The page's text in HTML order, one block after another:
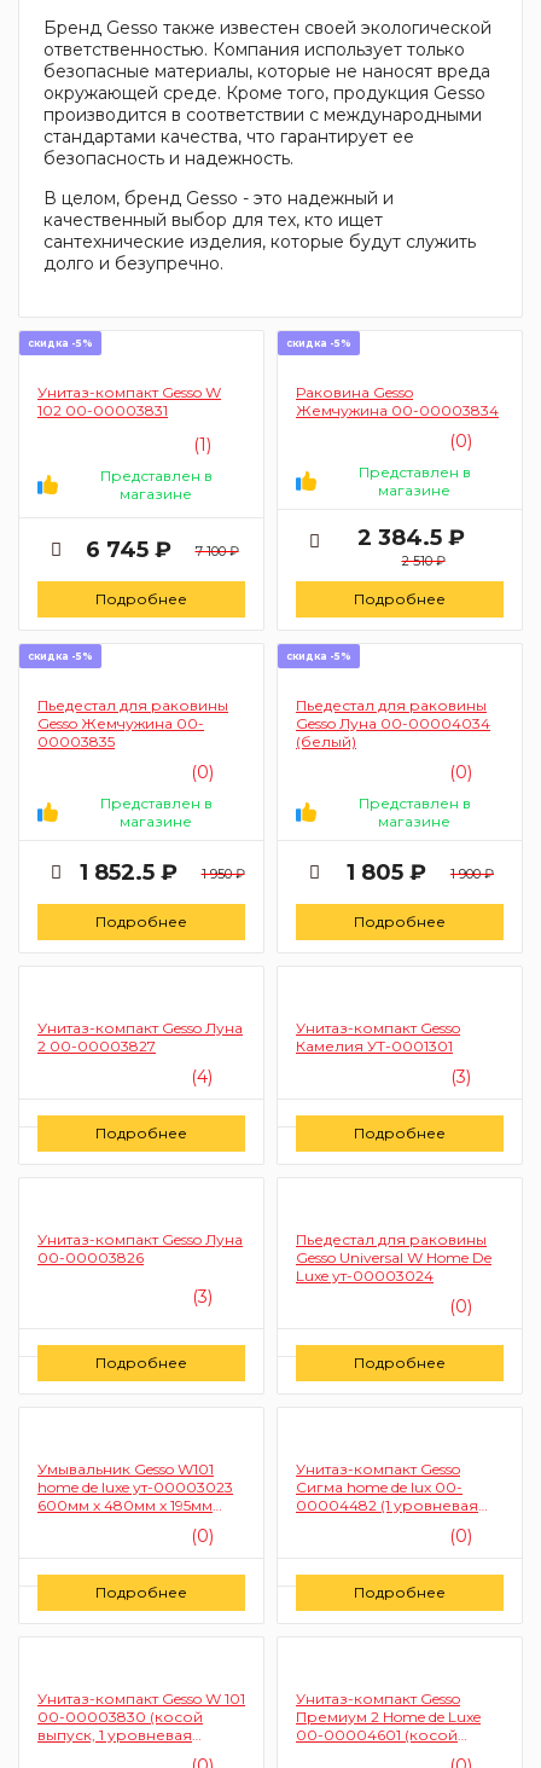
Бренд Gesso также известен своей экологической
ответственностью. Компания использует только
безопасные материалы, которые не наносят вреда
окружающей среде. Кроме того, продукция Gesso
производится в соответствии с международными
стандартами качества, что гарантирует ее
безопасность и надежность.
В целом, бренд Gesso - это надежный и
качественный выбор для тех, кто ищет
сантехнические изделия, которые будут служить
долго и безупречно.
скидка -5%
Унитаз-компакт Gesso W
102 00-00003831
(1)
Представлен в
магазине
6 745 ₽ 7 100 ₽
Подробнее
скидка -5%
Раковина Gesso
Жемчужина 00-00003834
(0)
Представлен в
магазине
2 384.5 ₽
2 510 ₽
Подробнее
скидка -5%
Пьедестал для раковины
Gesso Жемчужина 00-
00003835
(0)
Представлен в
магазине
1 852.5 ₽ 1 950 ₽
Подробнее
скидка -5%
Пьедестал для раковины
Gesso Луна 00-00004034
(белый)
(0)
Представлен в
магазине
1 805 ₽ 1 900 ₽
Подробнее
Унитаз-компакт Gesso Луна
2 00-00003827
(4)
Заказать
Подробнее
Унитаз-компакт Gesso
Камелия УТ-0001301
(3)
Заказать
Подробнее
Унитаз-компакт Gesso Луна
00-00003826
(3)
Заказать
Подробнее
Пьедестал для раковины
Gesso Universal W Home De
Luxe ут-00003024
(0)
Заказать
Подробнее
Умывальник Gesso W101
home de luxe ут-00003023
600мм х 480мм х 195мм
(0)
Заказать
Подробнее
Унитаз-компакт Gesso
Сигма home de lux 00-
00004482 (1 уровневая
болтами крепления)(0)
Заказать
Подробнее
Унитаз-компакт Gesso W 101
00-00003830 (косой
выпуск, 1 уровневая
Унитаз-компакт Gesso
Премиум 2 Home de Luxe
00-00004601 (косой